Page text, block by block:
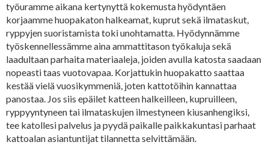
työuramme aikana kertynyttä kokemusta hyödyntäen
korjaamme huopakaton halkeamat, kuprut sekä ilmataskut,
ryppyjen suoristamista toki unohtamatta. Hyödynnämme
työskennellessämme aina ammattitason työkaluja sekä
laadultaan parhaita materiaaleja, joiden avulla katosta saadaan
nopeasti taas vuotovapaa. Korjattukin huopakatto saattaa
kestää vielä vuosikymmeniä, joten kattotöihin kannattaa
panostaa. Jos siis epäilet katteen halkeilleen, kupruilleen,
ryppyyntyneen tai ilmataskujen ilmestyneen kiusanhengiksi,
tee katollesi palvelus ja pyydä paikalle paikkakuntasi parhaat
kattoalan asiantuntijat tilannetta selvittämään.